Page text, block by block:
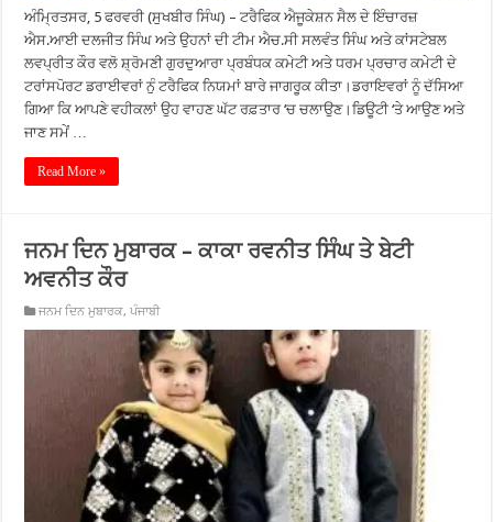
ਅੰਮ੍ਰਿਤਸਰ, 5 ਫਰਵਰੀ (ਸੁਖਬੀਰ ਸਿੰਘ) – ਟਰੈਫਿਕ ਐਜੂਕੇਸ਼ਨ ਸੈਲ ਦੇ ਇੰਚਾਰਜ਼
ਐਸ.ਆਈ ਦਲਜੀਤ ਸਿੰਘ ਅਤੇ ਉਹਨਾਂ ਦੀ ਟੀਮ ਐਚ.ਸੀ ਸਲਵੰਤ ਸਿੰਘ ਅਤੇ ਕਾਂਸਟੇਬਲ
ਲਵਪ੍ਰੀਤ ਕੌਰ ਵਲੋ ਸ਼੍ਰੋਮਣੀ ਗੁਰਦੁਆਰਾ ਪ੍ਰਬੰਧਕ ਕਮੇਟੀ ਅਤੇ ਧਰਮ ਪ੍ਰਚਾਰ ਕਮੇਟੀ ਦੇ
ਟਰਾਂਸਪੋਰਟ ਡਰਾਈਵਰਾਂ ਨੁੰ ਟਰੈਫਿਕ ਨਿਯਮਾਂ ਬਾਰੇ ਜਾਗਰੂਕ ਕੀਤਾ।ਡਰਾਇਵਰਾਂ ਨੂੰ ਦੱਸਿਆ
ਗਿਆ ਕਿ ਆਪਣੇ ਵਹੀਕਲਾਂ ਉਹ ਵਾਹਣ ਘੱਟ ਰਫ਼ਤਾਰ ‘ਚ ਚਲਾਉਣ।ਡਿਊਟੀ ‘ਤੇ ਆਉਣ ਅਤੇ
ਜਾਣ ਸਮੇਂ …
Read More »
ਜਨਮ ਦਿਨ ਮੁਬਾਰਕ – ਕਾਕਾ ਰਵਨੀਤ ਸਿੰਘ ਤੇ ਬੇਟੀ
ਅਵਨੀਤ ਕੌਰ
ਜਨਮ ਦਿਨ ਮੁਬਾਰਕ,ਪੰਜਾਬੀ